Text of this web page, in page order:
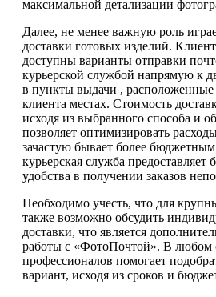
максимальной детализации
Далее, не менее важную роль
доставки готовых изделий.
доступны варианты отправки
курьерской службой напрямую к
в пункты выдачи ,
клиента местах. Стоимость
исходя из выбранного способа и
позволяет оптимизировать
зачастую бывает более
курьерская служба предоставляет
удобства в получении заказов
Необходимо учесть, что для
также возможно обсудить
доставки, что является
работы с «ФотоПочтой». В любом
профессионалов помогает
вариант, исходя из сроков и